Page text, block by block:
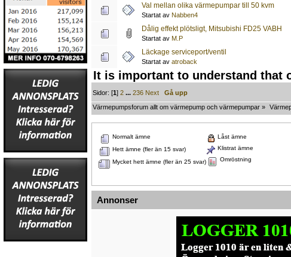
Val mellan olika värmepumpar till 50 kvm
Startat av Nabben4
Dålig effekt plötsligt, Mitsubishi FD25 VABH
Startat av M.P
Läckage serviceport/ventil
Startat av atroback
It is important to understand that
Sidor: [1]2 ...236 Next
Gå upp
Värmepumpsforum allt om värmepump och värmepumpar »
Normalt ämne
Hett ämne (fler än 15 svar)
Mycket hett ämne (fler än 25 svar)
Låst ämne
Klistrat ämne
Omröstning
Annonser